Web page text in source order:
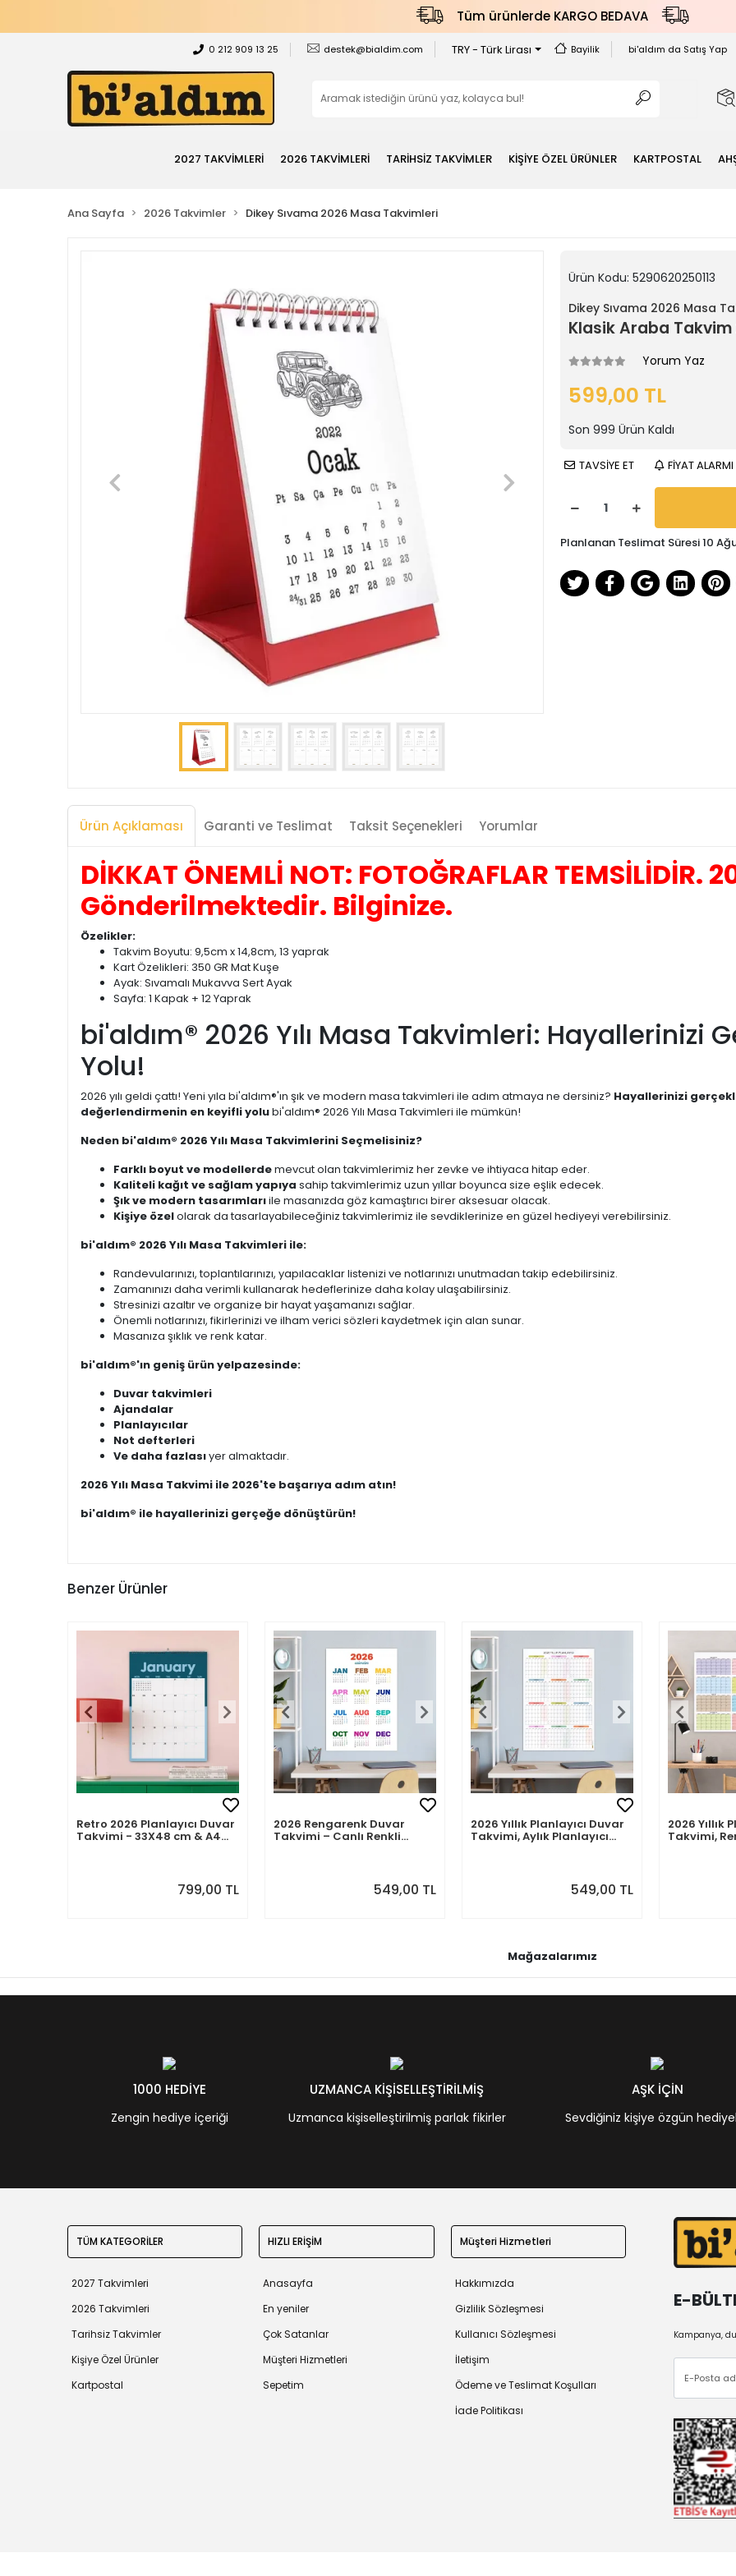
Tüm ürünlerde KARGO BEDAVA
0 212 909 13 25 destek@bialdim.com TRY - Türk Lirası Bayilik bi'aldım da Satış Yap
2027 TAKVİMLERİ 2026 TAKVİMLERİ TARİHSİZ TAKVİMLER KİŞİYE ÖZEL ÜRÜNLER KARTPOSTAL
Ana Sayfa 2026 Takvimler Dikey Sıvama 2026 Masa Takvimleri
Ürün Kodu: 5290620250113
Dikey Sıvama 2026 Masa
Klasik Araba Takvim
Yorum Yaz
599,00 TL
Son 999 Ürün Kaldı
TAVSİYE ET FİYAT ALARMI
Planlanan Teslimat Süresi 10
Ürün Açıklaması Garanti ve Teslimat Taksit Seçenekleri Yorumlar
DİKKAT ÖNEMLİ NOT: FOTOĞRAFLAR TEMSİLİDİR.
Gönderilmektedir. Bilginize.
Özelikler:
Takvim Boyutu: 9,5cm x 14,8cm, 13 yaprak
Kart Özelikleri: 350 GR Mat Kuşe
Ayak: Sıvamalı Mukavva Sert Ayak
Sayfa: 1 Kapak + 12 Yaprak
bi'aldım® 2026 Yılı Masa Takvimleri: Hayallerinizi
Yolu!
2026 yılı geldi çattı! Yeni yıla bi'aldım®'ın şık ve modern masa takvimleri ile adım atmaya ne dersiniz? Hayallerinizi
değerlendirmenin en keyifli yolubi'aldım® 2026 Yılı Masa Takvimleri ile mümkün!
Neden bi'aldım® 2026 Yılı Masa Takvimlerini Seçmelisiniz?
Farklı boyut ve modellerdemevcut olan takvimlerimiz her zevke ve ihtiyaca hitap eder.
Kaliteli kağıt ve sağlam yapıya sahip takvimlerimiz uzun yıllar boyunca size eşlik edecek.
Şık ve modern tasarımlarıile masanızda göz kamaştırıcı birer aksesuar olacak.
Kişiye özelolarak da tasarlayabileceğiniz takvimlerimiz ile sevdiklerinize en güzel hediyeyi verebilirsiniz.
bi'aldım® 2026 Yılı Masa Takvimleri ile:
Randevularınızı, toplantılarınızı, yapılacaklar listenizi ve notlarınızı unutmadan takip edebilirsiniz.
Zamanınızı daha verimli kullanarak hedeflerinize daha kolay ulaşabilirsiniz.
Stresinizi azaltır ve organize bir hayat yaşamanızı sağlar.
Önemli notlarınızı, fikirlerinizi ve ilham verici sözleri kaydetmek için alan sunar.
Masanıza şıklık ve renk katar.
bi'aldım®'ın geniş ürün yelpazesinde:
Duvar takvimleri
Ajandalar
Planlayıcılar
Not defterleri
Ve daha fazlasıyer almaktadır.
2026 Yılı Masa Takvimi ile 2026'te başarıya adım atın!
bi'aldım® ile hayallerinizi gerçeğe dönüştürün!
Benzer Ürünler
2026 Rengarenk Duvar
Takvimi – Canlı Renkli
549,00 TL
2026 Yıllık Planlayıcı Duvar
Takvimi, Aylık Planlayıcı
549,00 TL
2026 Yıllık Planlayıcı Duvar
Takvimi, Rengarenk Pastel
549,00 TL
2026
Takvimi |
Mağazalarımız
1000 HEDİYE
Zengin hediye içeriği
UZMANCA KİŞİSELLEŞTİRİLMİŞ
Uzmanca kişiselleştirilmiş parlak fikirler
AŞK İÇİN
Sevdiğiniz kişiye özgün
TÜM KATEGORİLER
2027 Takvimleri
2026 Takvimleri
Tarihsiz Takvimler
Kişiye Özel Ürünler
Kartpostal
HIZLI ERİŞİM
Anasayfa
En yeniler
Çok Satanlar
Müşteri Hizmetleri
Sepetim
Müşteri Hizmetleri
Hakkımızda
Gizlilik Sözleşmesi
Kullanıcı Sözleşmesi
İletişim
Ödeme ve Teslimat Koşulları
İade Politikası
E-
Kampanya,